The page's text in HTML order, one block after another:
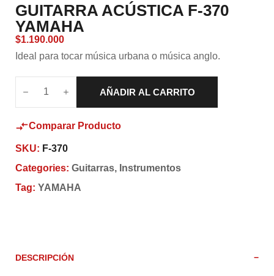
GUITARRA ACÚSTICA F-370
YAMAHA
$1.190.000
Ideal para tocar música urbana o música anglo.
AÑADIR AL CARRITO
Comparar Producto
SKU: F-370
Categories: Guitarras, Instrumentos
Tag: YAMAHA
DESCRIPCIÓN